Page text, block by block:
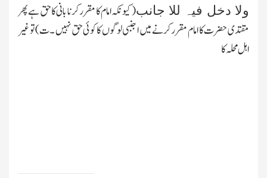
ولا دخل فیہ للا جانب( کیونکہ امام کا مقرر کرنا بانی کا حق ہے پھر
مقتدی حضرت کا امام مقرر کرنے میں اجنبی لوگوں کا کوئی حق نہیں ۔ت) تو غیر
اہل محلہ کا